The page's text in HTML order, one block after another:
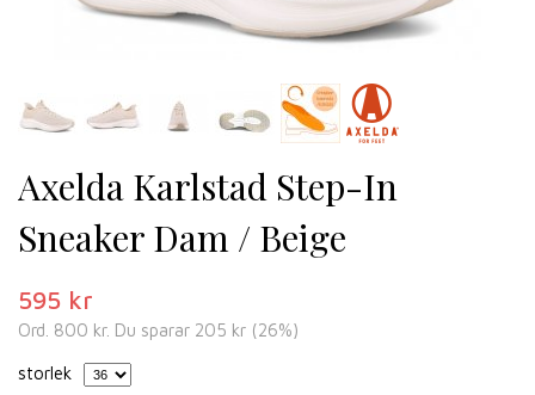
Axelda Karlstad Step-In
Sneaker Dam / Beige
595 kr
Ord. 800 kr. Du sparar 205 kr (26%)
storlek